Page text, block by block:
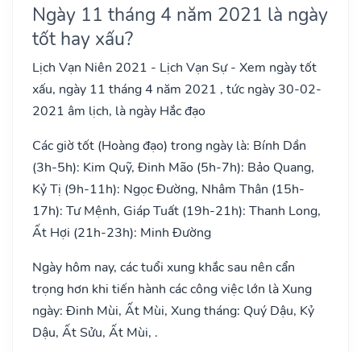
Ngày 11 tháng 4 năm 2021 là ngày
tốt hay xấu?
Lịch Vạn Niên 2021 - Lịch Vạn Sự - Xem ngày tốt
xấu, ngày 11 tháng 4 năm 2021 , tức ngày 30-02-
2021 âm lịch, là ngày Hắc đạo
Các giờ tốt (Hoàng đạo) trong ngày là: Bính Dần
(3h-5h): Kim Quỹ, Đinh Mão (5h-7h): Bảo Quang,
Kỷ Tị (9h-11h): Ngọc Đường, Nhâm Thân (15h-
17h): Tư Mệnh, Giáp Tuất (19h-21h): Thanh Long,
Ất Hợi (21h-23h): Minh Đường
Ngày hôm nay, các tuổi xung khắc sau nên cẩn
trọng hơn khi tiến hành các công việc lớn là Xung
ngày: Đinh Mùi, Ất Mùi, Xung tháng: Quý Dậu, Kỷ
Dậu, Ất Sửu, Ất Mùi, .